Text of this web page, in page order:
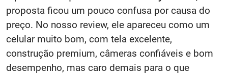
proposta ficou um pouco confusa por causa do
preço. No nosso review, ele apareceu como um
celular muito bom, com tela excelente,
construção premium, câmeras confiáveis e bom
desempenho, mas caro demais para o que